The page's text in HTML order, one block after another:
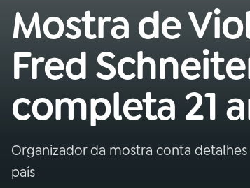
Buscar
na
Rádio
MEC
Início AO VIVO
01 INÍCIO
02A RÁDIO
Mostra de
Fred
completa 21
Organizador da mostra conta
país